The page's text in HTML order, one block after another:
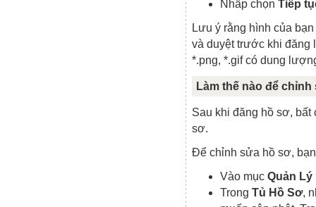
Nhấp chọn Tiếp
Lưu ý rằng hình của
và duyệt trước khi đăng
*.png, *.gif có dung
Làm thế nào để
Sau khi đăng hồ sơ, bất
sơ.
Để chỉnh sửa hồ sơ,
Vào mục Quản Lý
Trong Tủ Hồ Sơ,